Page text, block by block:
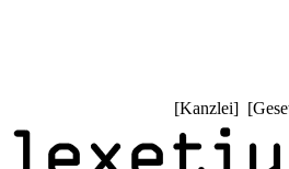
[Kanzlei] [